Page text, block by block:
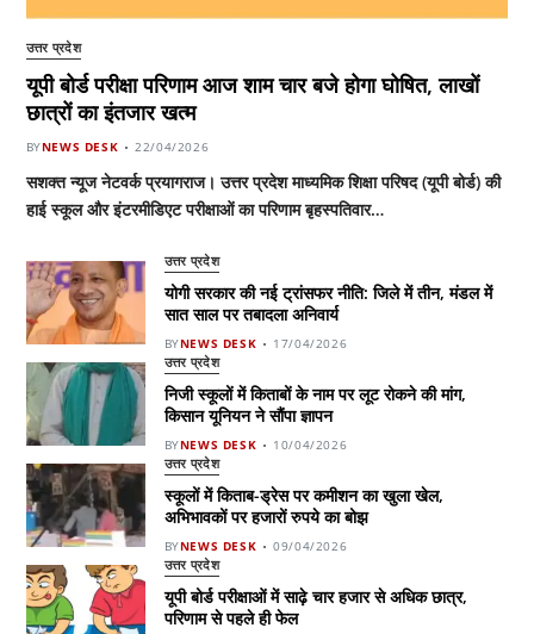
उत्तर प्रदेश
यूपी बोर्ड परीक्षा परिणाम आज शाम चार बजे होगा घोषित, लाखों
छात्रों का इंतजार खत्म
BYNEWS DESK 22/04/2026
सशक्त न्यूज नेटवर्क प्रयागराज। उत्तर प्रदेश माध्यमिक शिक्षा परिषद (यूपी बोर्ड) की
हाई स्कूल और इंटरमीडिएट परीक्षाओं का परिणाम बृहस्पतिवार…
उत्तर प्रदेश
योगी सरकार की नई ट्रांसफर नीति: जिले में तीन, मंडल में
सात साल पर तबादला अनिवार्य
BYNEWS DESK 17/04/2026
उत्तर प्रदेश
निजी स्कूलों में किताबों के नाम पर लूट रोकने की मांग,
किसान यूनियन ने सौंपा ज्ञापन
BYNEWS DESK 10/04/2026
उत्तर प्रदेश
स्कूलों में किताब-ड्रेस पर कमीशन का खुला खेल,
अभिभावकों पर हजारों रुपये का बोझ
BYNEWS DESK 09/04/2026
उत्तर प्रदेश
यूपी बोर्ड परीक्षाओं में साढ़े चार हजार से अधिक छात्र,
परिणाम से पहले ही फेल